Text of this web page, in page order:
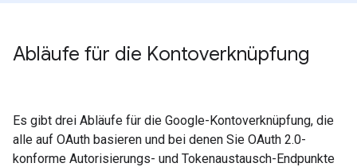
Abläufe für die Kontoverknüpfung
Es gibt drei Abläufe für die Google-Kontoverknüpfung, die
alle auf OAuth basieren und bei denen Sie OAuth 2.0-
konforme Autorisierungs- und Tokenaustausch-Endpunkte